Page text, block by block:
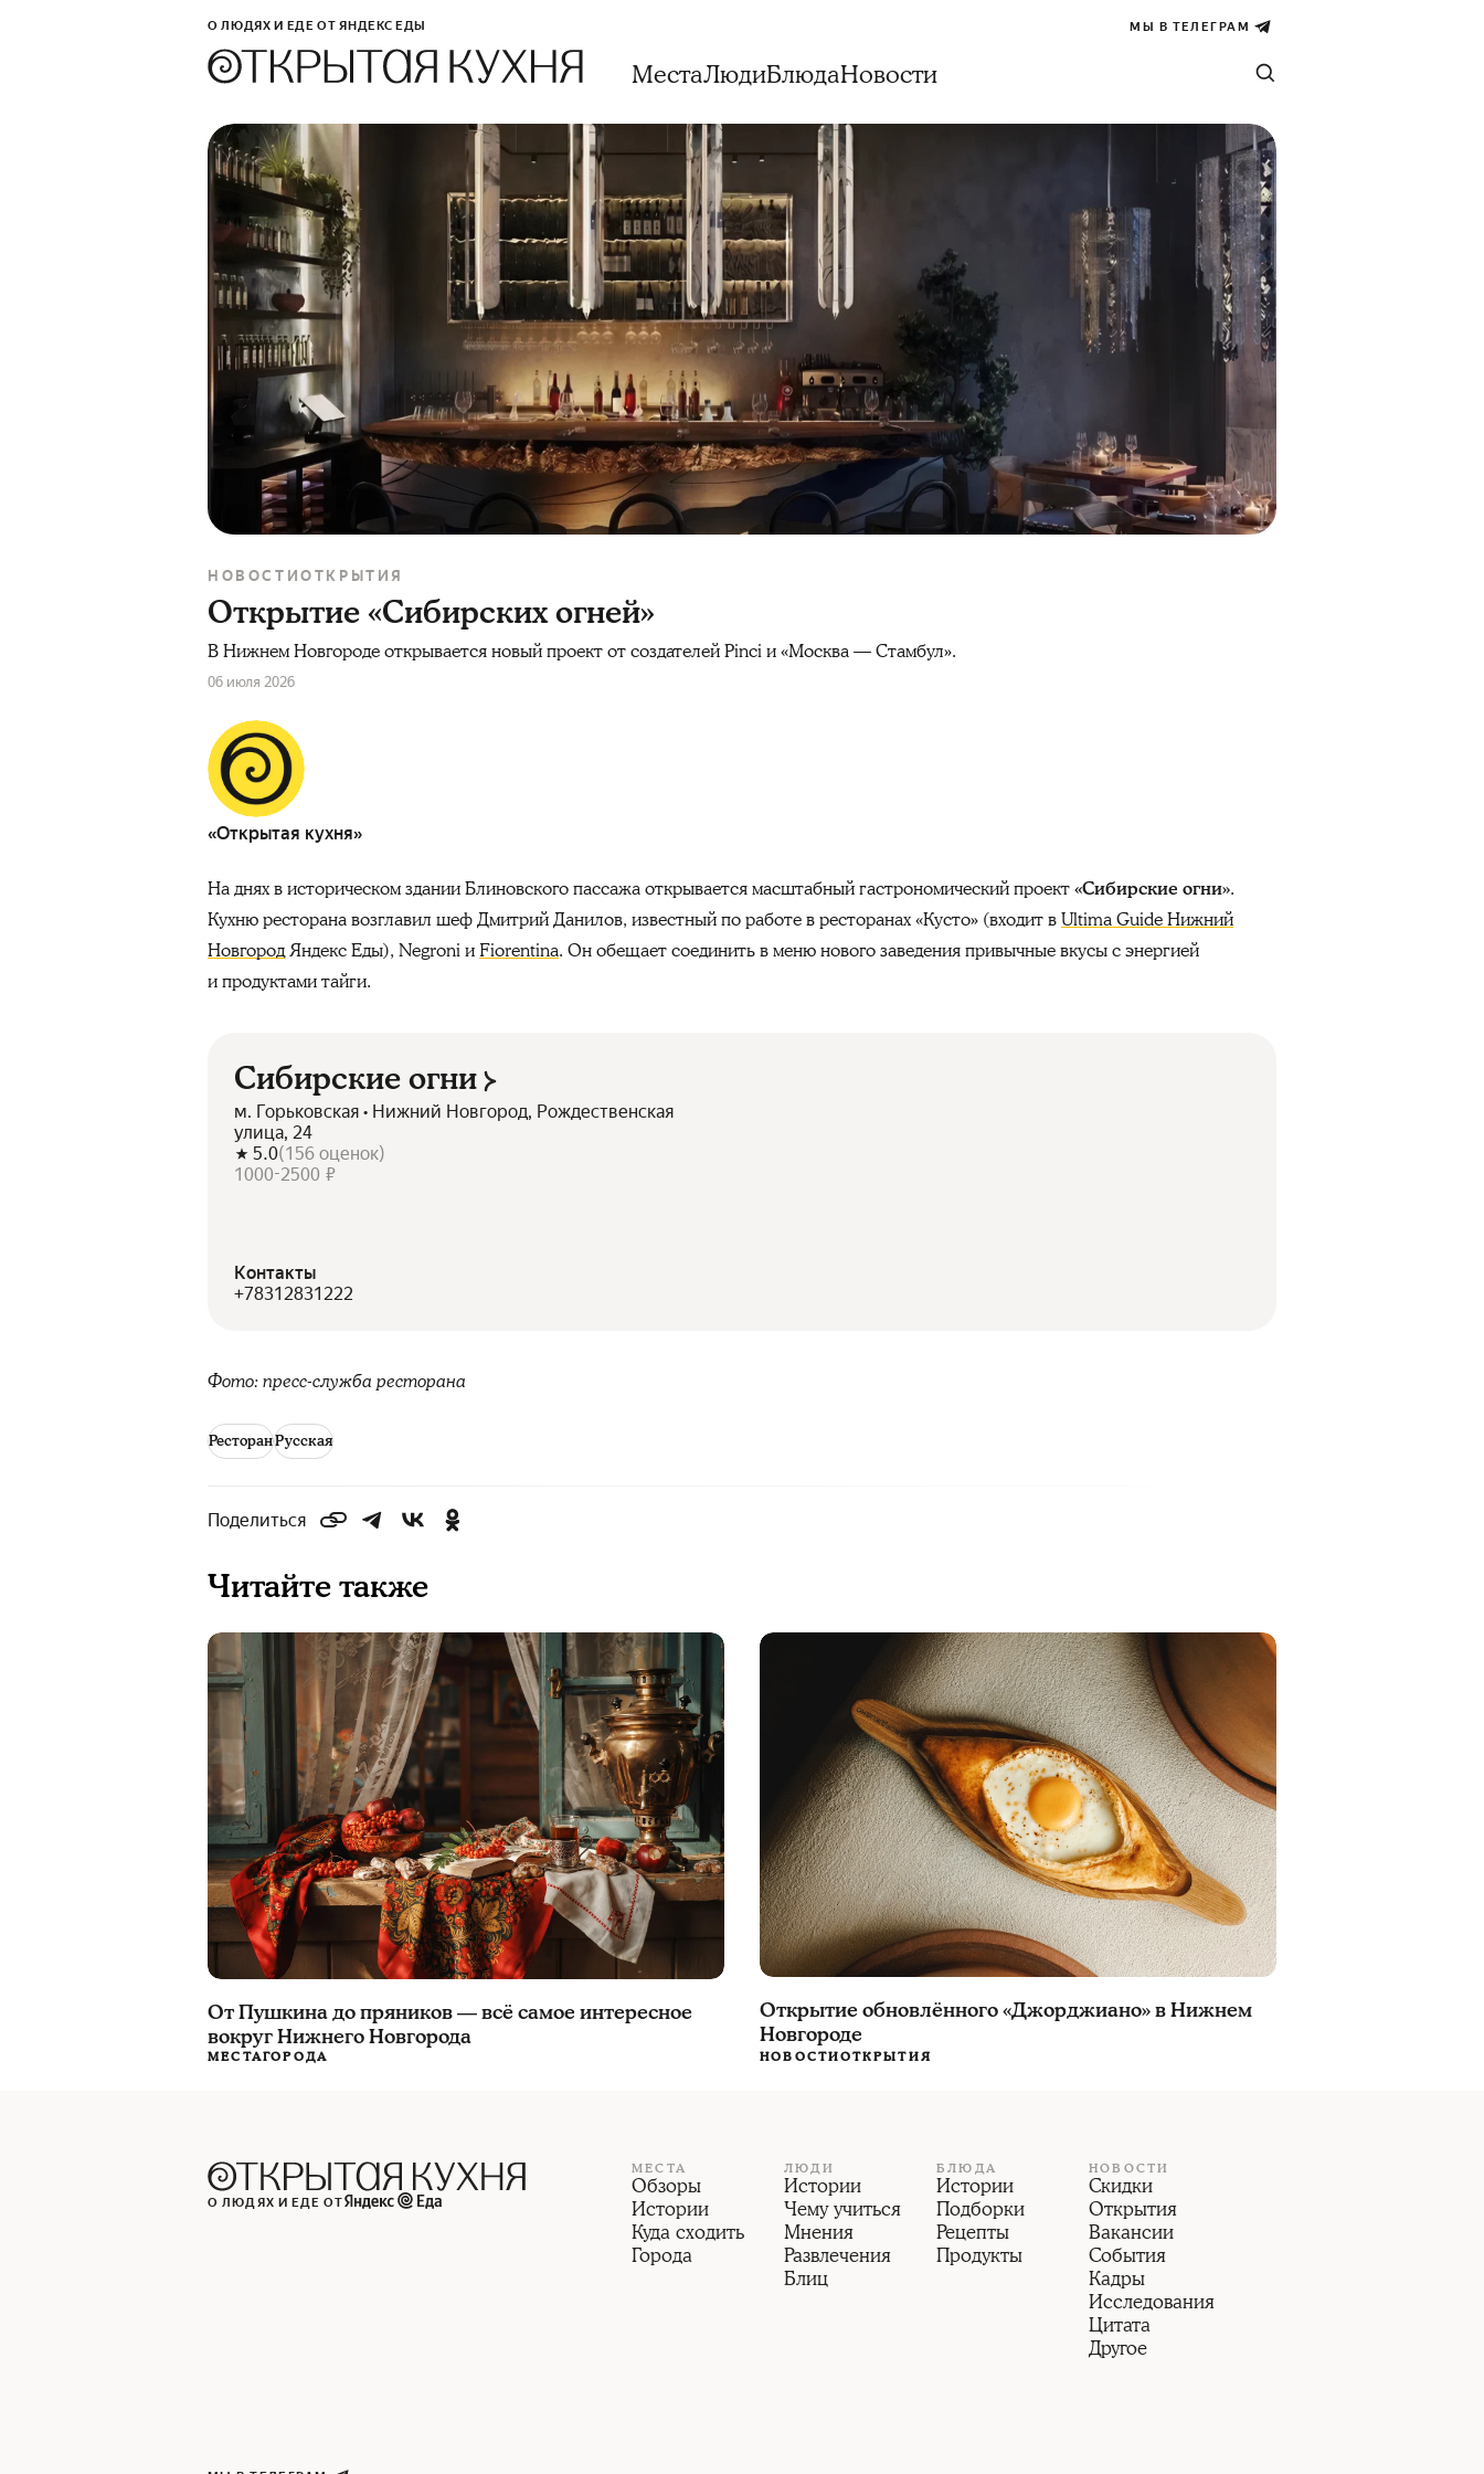
О ЛЮДЯХ И ЕДЕ ОТ ЯНДЕКС ЕДЫ МЫ В ТЕЛЕГРАМ
МестаЛюдиБлюдаНовости
НОВОСТИОТКРЫТИЯ
Открытие «Сибирских огней»
В Нижнем Новгороде открывается новый проект от создателей Pinci и «Москва — Стамбул».
06 июля 2026
«Открытая кухня»
На днях в историческом здании Блиновского пассажа открывается масштабный гастрономический проект«Сибирские огни».
Кухню ресторана возглавил шеф Дмитрий Данилов, известный по работе в ресторанах «Кусто» (входит вUltima Guide Нижний
НовгородЯндекс Еды), Negroni иFiorentina. Он обещает соединить в меню нового заведения привычные вкусы с энергией
и продуктами тайги.
Сибирские огни
м. Горьковская • Нижний Новгород, Рождественская
улица, 24
5.0(156 оценок)
1000-2500 ₽
Контакты
+78312831222
Фото: пресс-служба ресторана
РесторанРусская
Поделиться
Читайте также
От Пушкина до пряников — всё самое интересное
вокруг Нижнего Новгорода
МЕСТАГОРОДА
Открытие обновлённого «Джорджиано» в Нижнем
Новгороде
НОВОСТИОТКРЫТИЯ
О ЛЮДЯХ И ЕДЕ ОТ
МЕСТА
Обзоры
Истории
Куда сходить
Города
ЛЮДИ
Истории
Чему учиться
Мнения
Развлечения
Блиц
БЛЮДА
Истории
Подборки
Рецепты
Продукты
НОВОСТИ
Скидки
Открытия
Вакансии
События
Кадры
Исследования
Цитата
Другое